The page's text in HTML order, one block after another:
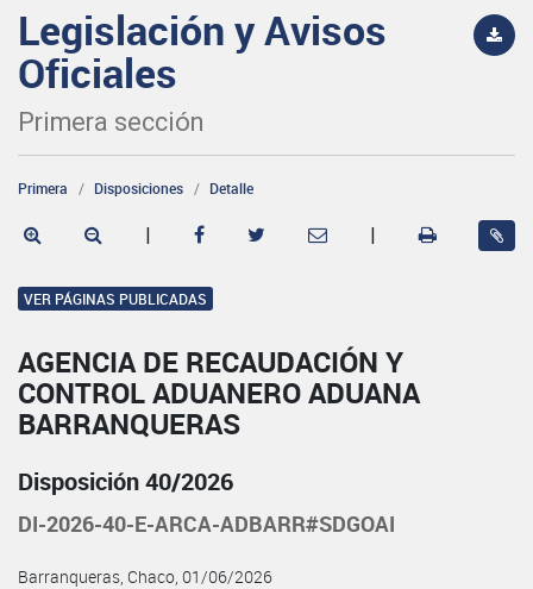
Legislación y Avisos
Oficiales
Primera sección
Primera Disposiciones Detalle
| |
VER PÁGINAS PUBLICADAS
AGENCIA DE RECAUDACIÓN Y
CONTROL ADUANERO ADUANA
BARRANQUERAS
Disposición 40/2026
DI-2026-40-E-ARCA-ADBARR#SDGOAI
Barranqueras, Chaco, 01/06/2026